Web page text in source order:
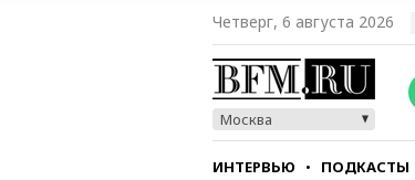
Четверг, 6 августа 2026
Москва
ИНТЕРВЬЮ ПОДКАСТЫ